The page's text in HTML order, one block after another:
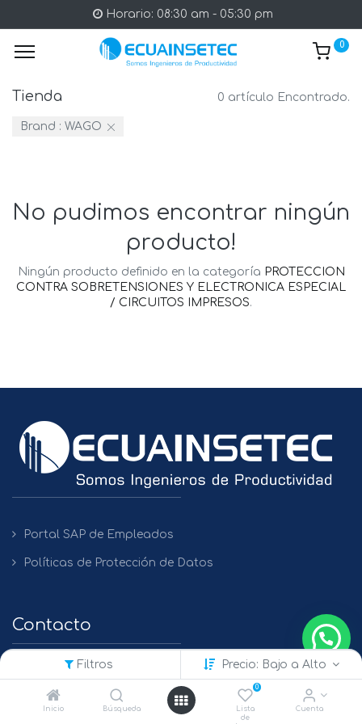
Filtros Precio: Bajo a Alto
Inicio Búsqueda
0
Lista
de
Cuenta
Horario: 08:30 am - 05:30 pm
0
Tienda 0 artículo Encontrado.
Brand : WAGO
No pudimos encontrar ningún
producto!
Ningún producto definido en la categoría PROTECCION
CONTRA SOBRETENSIONES Y ELECTRONICA ESPECIAL
/ CIRCUITOS IMPRESOS.
Portal SAP de Empleados
Políticas de Protección de Datos
Contacto
QUITO
+(593) 2 450475 / 2269 148 / 2261 979